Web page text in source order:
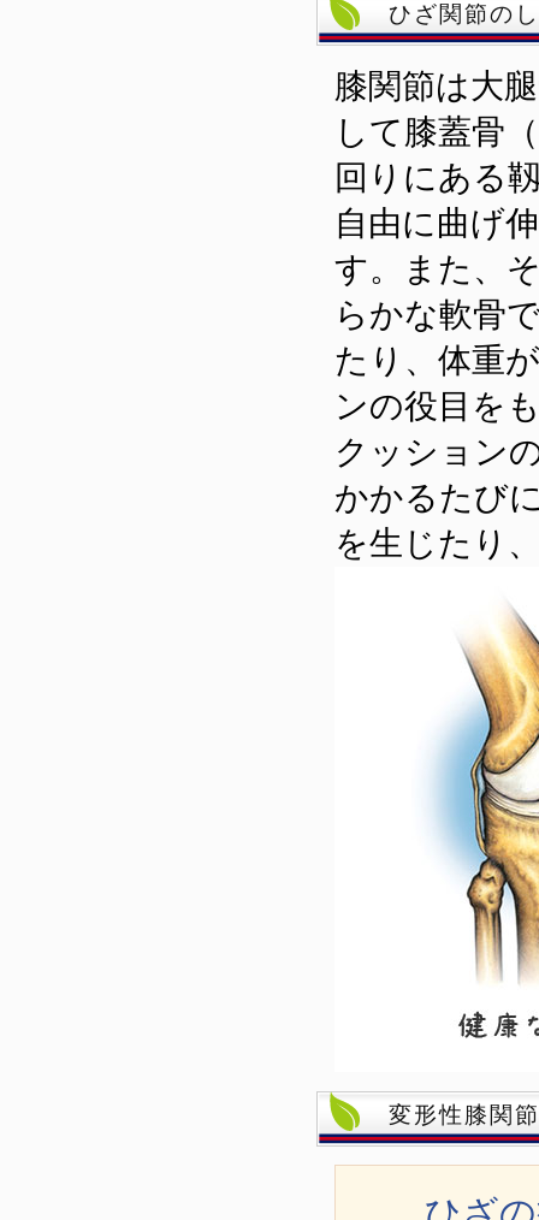
ひざ関節の
膝関節は大
して膝蓋骨
回りにある
自由に曲げ
す。また、
らかな軟骨
たり、体重
ンの役目を
クッション
かかるたび
を生じたり
変形性膝関